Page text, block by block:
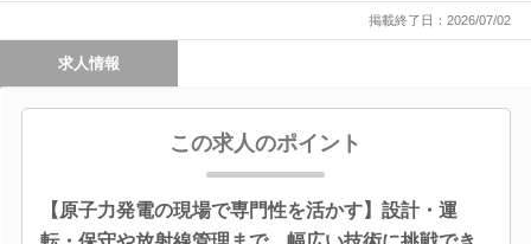
掲載終了日：2026/07/02
求人情報
この求人のポイント
【原子力発電の現場で専門性を活かす】設計・運